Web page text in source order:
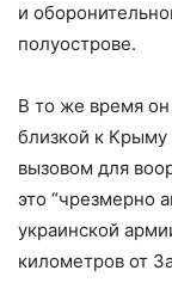
и
полуострове.
В то же время он
близкой к Крыму
вызовом для
это “чрезмерно
украинской
километров от